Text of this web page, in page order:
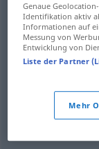
Mengef mare
mare
auf hoherSee
Genaue
Identifikation aktiv
Informationen auf
Messung von
Entwicklung von
Liste der Partner
Mehr